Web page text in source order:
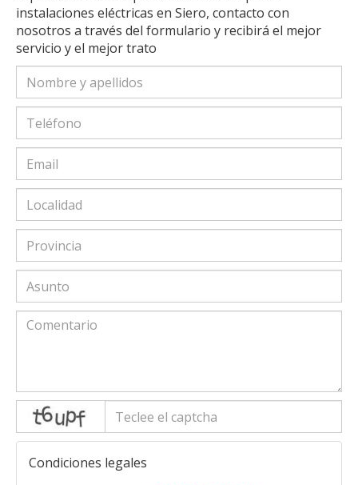
instalaciones eléctricas en Siero, contacto con
nosotros a través del formulario y recibirá el mejor
servicio y el mejor trato
captcha
Condiciones legales